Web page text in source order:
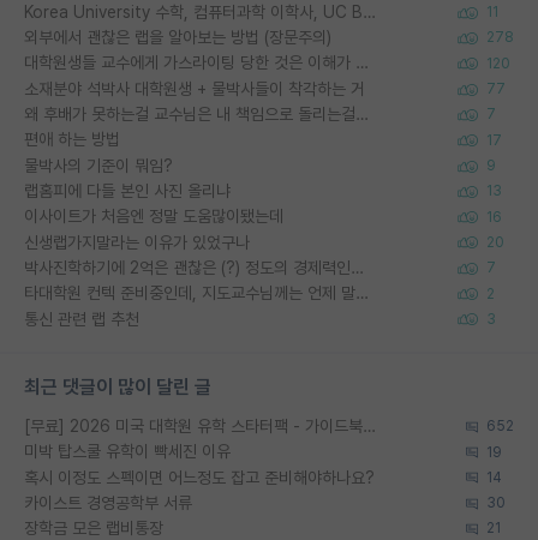
Korea University 수학, 컴퓨터과학 이학사, UC Berkeley 산업공학 대학원 공학박사가 되는 것은 쉽지 않겠죠? 11
외부에서 괜찮은 랩을 알아보는 방법 (장문주의) 278
대학원생들 교수에게 가스라이팅 당한 것은 이해가 갑니다. 안타깝네요. 120
소재분야 석박사 대학원생 + 물박사들이 착각하는 거 77
왜 후배가 못하는걸 교수님은 내 책임으로 돌리는걸까요? 7
편애 하는 방법 17
물박사의 기준이 뭐임? 9
랩홈피에 다들 본인 사진 올리냐 13
이사이트가 처음엔 정말 도움많이됐는데 16
신생랩가지말라는 이유가 있었구나 20
박사진학하기에 2억은 괜찮은 (?) 정도의 경제력인가요 7
타대학원 컨텍 준비중인데, 지도교수님께는 언제 말씀드려야 할까요? 2
통신 관련 랩 추천 3
최근 댓글이 많이 달린 글
[무료] 2026 미국 대학원 유학 스타터팩 - 가이드북 & 합격자 컨택메일 템플릿 652
미박 탑스쿨 유학이 빡세진 이유 19
혹시 이정도 스펙이면 어느정도 잡고 준비해야하나요? 14
카이스트 경영공학부 서류 30
장학금 모은 랩비통장 21